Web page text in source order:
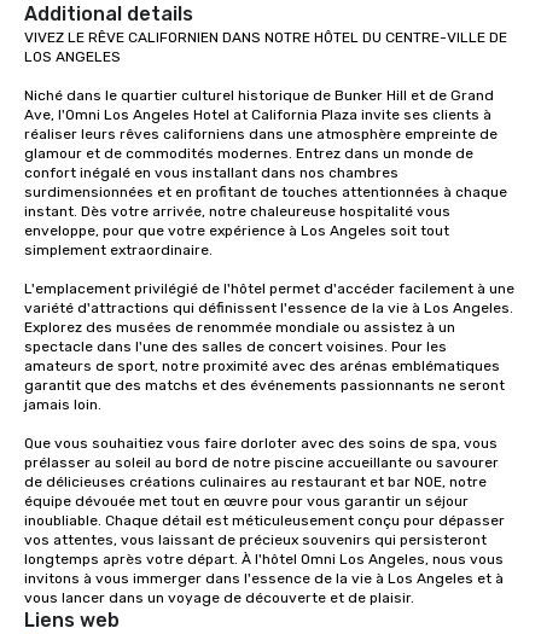
get to know each other better! Your
guide is well-versed in local culture,
so you can expect a fun, engaging,
Additional details
VIVEZ LE RÊVE CALIFORNIEN DANS NOTRE HÔTEL DU CENTRE-VILLE DE
LOS ANGELES
Niché dans le quartier culturel historique de Bunker Hill et de Grand
Ave, l'Omni Los Angeles Hotel at California Plaza invite ses clients à
réaliser leurs rêves californiens dans une atmosphère empreinte de
glamour et de commodités modernes. Entrez dans un monde de
confort inégalé en vous installant dans nos chambres
surdimensionnées et en profitant de touches attentionnées à chaque
instant. Dès votre arrivée, notre chaleureuse hospitalité vous
enveloppe, pour que votre expérience à Los Angeles soit tout
simplement extraordinaire.
L'emplacement privilégié de l'hôtel permet d'accéder facilement à une
variété d'attractions qui définissent l'essence de la vie à Los Angeles.
Explorez des musées de renommée mondiale ou assistez à un
spectacle dans l'une des salles de concert voisines. Pour les
amateurs de sport, notre proximité avec des arénas emblématiques
garantit que des matchs et des événements passionnants ne seront
jamais loin.
Que vous souhaitiez vous faire dorloter avec des soins de spa, vous
prélasser au soleil au bord de notre piscine accueillante ou savourer
de délicieuses créations culinaires au restaurant et bar NOE, notre
équipe dévouée met tout en œuvre pour vous garantir un séjour
inoubliable. Chaque détail est méticuleusement conçu pour dépasser
vos attentes, vous laissant de précieux souvenirs qui persisteront
longtemps après votre départ. À l'hôtel Omni Los Angeles, nous vous
invitons à vous immerger dans l'essence de la vie à Los Angeles et à
vous lancer dans un voyage de découverte et de plaisir.
Liens web